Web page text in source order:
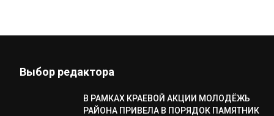
Выбор редактора
В РАМКАХ КРАЕВОЙ АКЦИИ МОЛОДЁЖЬ
РАЙОНА ПРИВЕЛА В ПОРЯДОК ПАМЯТНИК